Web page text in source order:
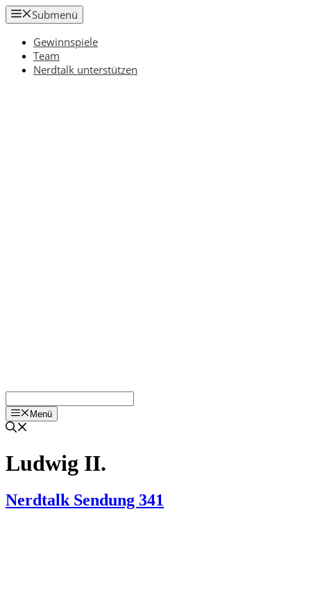
Zum
Inhalt
springen
Submenü
Gewinnspiele
Team
Nerdtalk unterstützen
Menü
Ludwig II.
Nerdtalk Sendung 341